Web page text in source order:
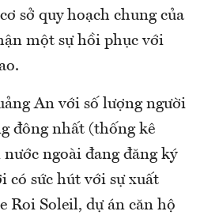
sở quy hoạch chung của
một sự hồi phục với
An với số lượng người
đông nhất (thống kê
ngoài đang đăng ký
có sức hút với sự xuất
Roi Soleil, dự án căn hộ